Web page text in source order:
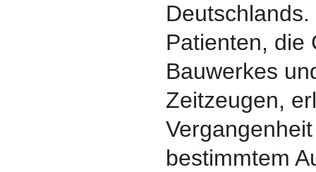
Patienten, die
Bauwerkes
Zeitzeugen,
bestimmtem